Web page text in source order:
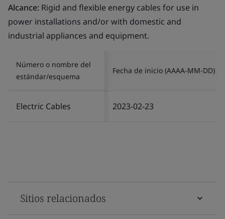
Alcance: Rigid and flexible energy cables for use in
power installations and/or with domestic and
industrial appliances and equipment.
Número o nombre del
estándar/esquema
Fecha de inicio (AAAA-MM-DD)
Electric Cables 2023-02-23
Sitios relacionados